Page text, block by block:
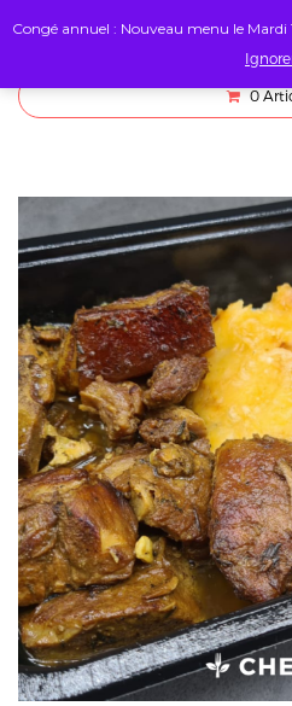
0
Congé annuel : Nouveau menu le